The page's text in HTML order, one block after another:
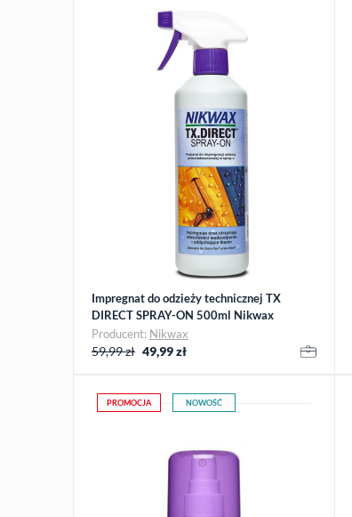
Impregnat do odzieży technicznej TX
DIRECT SPRAY-ON 500ml Nikwax
Producent: Nikwax
59,99 zł 49,99zł
PROMOCJA NOWOŚĆ